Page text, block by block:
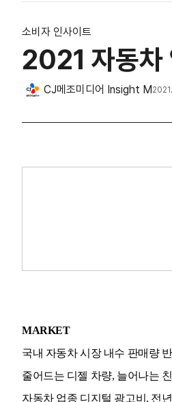
소비자 인사이트
2021 자동차
CJ메조미디어 Insight M
MARKET
국내 자동차 시장 내수 판매량
줄어드는 디젤 차량, 늘어나는
자동차 업종 디지털 광고비, 전